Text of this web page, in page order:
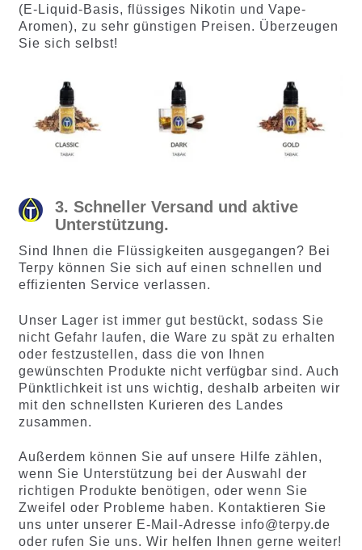
(E-Liquid-Basis, flüssiges Nikotin und Vape-
Aromen), zu sehr günstigen Preisen. Überzeugen
Sie sich selbst!
3. Schneller Versand und aktive
Unterstützung.
Sind Ihnen die Flüssigkeiten ausgegangen? Bei
Terpy können Sie sich auf einen schnellen und
effizienten Service verlassen.
Unser Lager ist immer gut bestückt, sodass Sie
nicht Gefahr laufen, die Ware zu spät zu erhalten
oder festzustellen, dass die von Ihnen
gewünschten Produkte nicht verfügbar sind. Auch
Pünktlichkeit ist uns wichtig, deshalb arbeiten wir
mit den schnellsten Kurieren des Landes
zusammen.
Außerdem können Sie auf unsere Hilfe zählen,
wenn Sie Unterstützung bei der Auswahl der
richtigen Produkte benötigen, oder wenn Sie
Zweifel oder Probleme haben. Kontaktieren Sie
uns unter unserer E-Mail-Adresse info@terpy.de
oder rufen Sie uns. Wir helfen Ihnen gerne weiter!